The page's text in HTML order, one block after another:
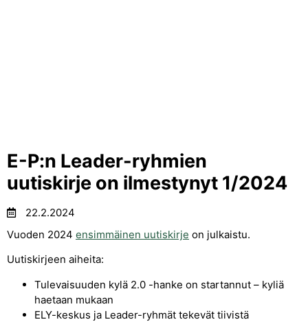
E-P:n Leader-ryhmien
uutiskirje on ilmestynyt 1/2024
22.2.2024
Vuoden 2024 ensimmäinen uutiskirje on julkaistu.
Uutiskirjeen aiheita:
Tulevaisuuden kylä 2.0 -hanke on startannut – kyliä
haetaan mukaan
ELY-keskus ja Leader-ryhmät tekevät tiivistä